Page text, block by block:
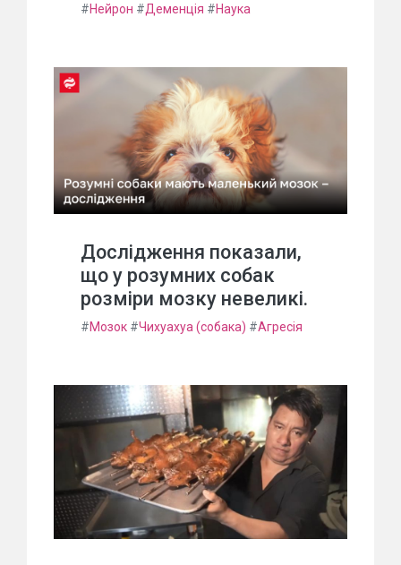
#Нейрон #Деменція #Наука
Дослідження показали,
що у розумних собак
розміри мозку невеликі.
#Мозок #Чихуахуа (собака) #Агресія